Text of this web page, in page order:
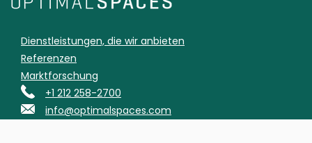
Dienstleistungen, die wir anbieten
Referenzen
Marktforschung
+1 212 258-2700
info@optimalspaces.com